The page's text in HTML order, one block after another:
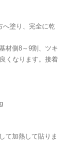
へ塗り、完全に乾
材側8～9割、ツキ
くなります。接着
て加熱して貼りま